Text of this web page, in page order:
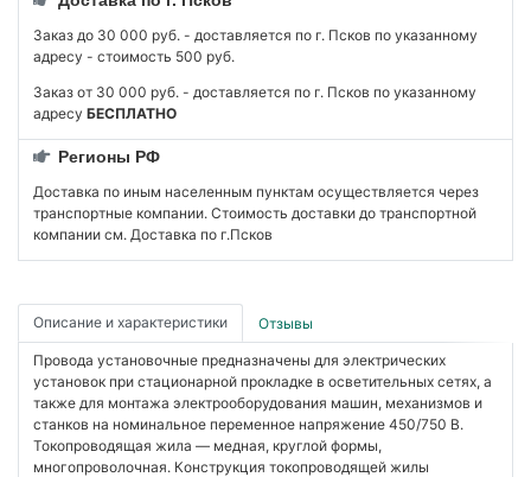
Заказ до 30 000 руб. - доставляется по г. Псков по указанному
адресу - стоимость 500 руб.
Заказ от 30 000 руб. - доставляется по г. Псков по указанному
адресу БЕСПЛАТНО
Регионы РФ
Доставка по иным населенным пунктам осуществляется через
транспортные компании. Стоимость доставки до транспортной
компании см. Доставка по г.Псков
Описание и характеристики Отзывы
Провода установочные предназначены для электрических
установок при стационарной прокладке в осветительных сетях, а
также для монтажа электрооборудования машин, механизмов и
станков на номинальное переменное напряжение 450/750 В.
Токопроводящая жила — медная, круглой формы,
многопроволочная. Конструкция токопроводящей жилы